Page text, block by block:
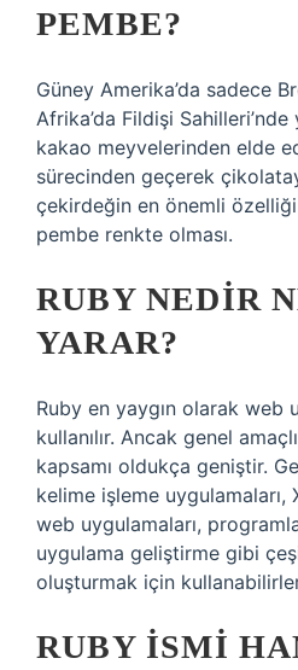
PEMBE?
Güney Amerika’da sadece
Afrika’da Fildişi Sahilleri’nde
kakao meyvelerinden elde
sürecinden geçerek
çekirdeğin en önemli
pembe renkte olması.
RUBY NEDIR
YARAR?
Ruby en yaygın olarak web
kullanılır. Ancak genel
kapsamı oldukça geniştir.
kelime işleme uygulamaları,
web uygulamaları,
uygulama geliştirme gibi
oluşturmak için
RUBY ISMI